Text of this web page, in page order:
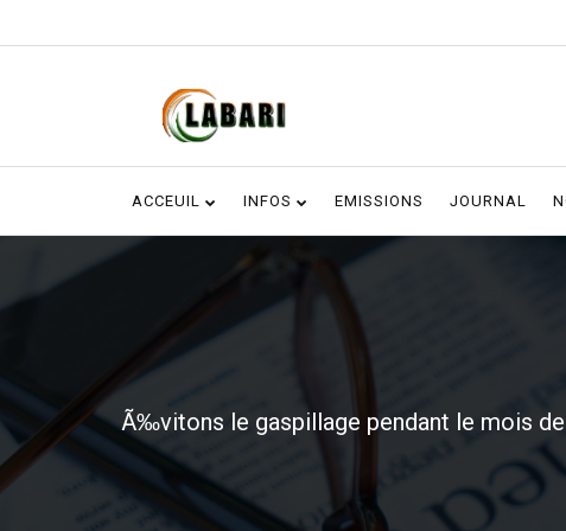
ACCEUIL INFOS EMISSIONS JOURNAL
Ã‰vitons le gaspillage pendant le mois de